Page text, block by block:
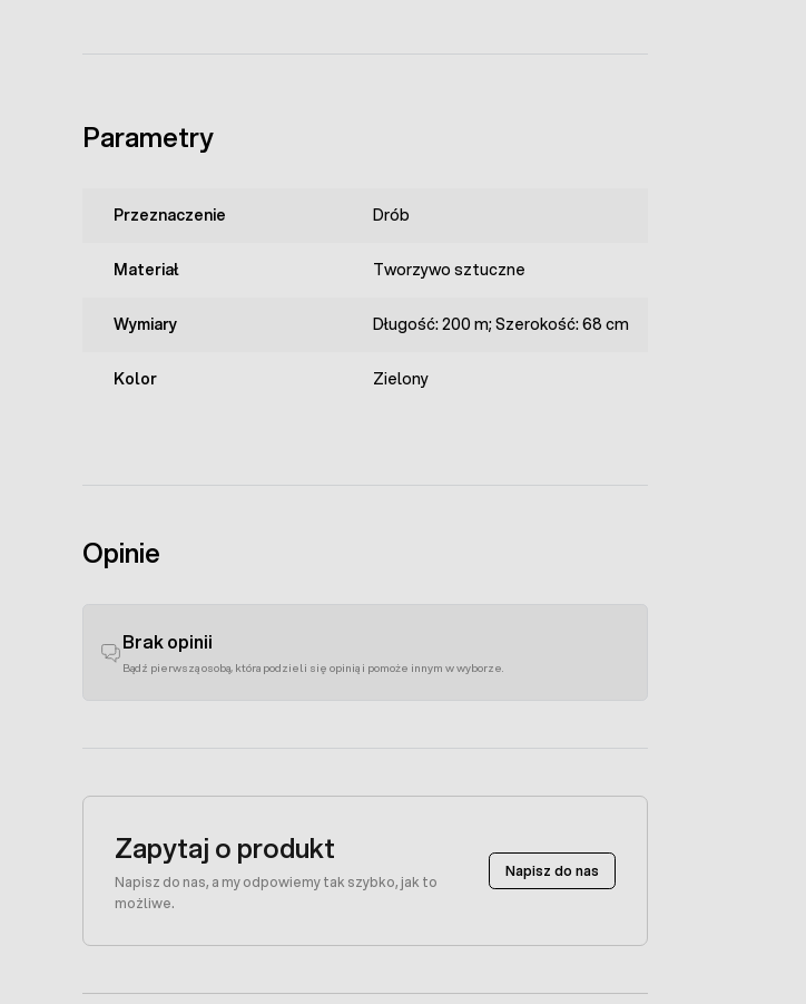
Parametry
Przeznaczenie Drób
Materiał Tworzywo sztuczne
Wymiary Długość: 200 m; Szerokość: 68 cm
Kolor Zielony
Opinie
Brak opinii
Bądź pierwszą osobą, która podzieli się opinią i pomoże innym w wyborze.
Zapytaj o produkt
Napisz do nas, a my odpowiemy tak szybko, jak to
możliwe.
Napisz do nas